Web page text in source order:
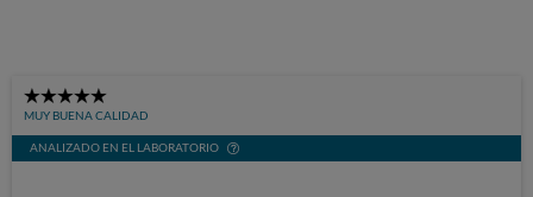
5
Stars
MUY BUENA CALIDAD
ANALIZADO EN EL LABORATORIO